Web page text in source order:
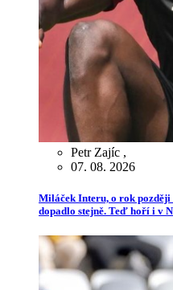
Petr Zajíc ,
07. 08. 2026
Miláček Interu, o rok
dopadlo stejně. Teď hoří i v